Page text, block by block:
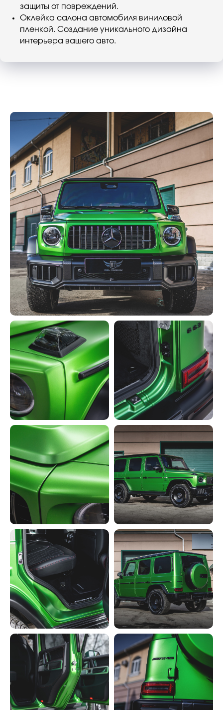
защиты от повреждений.
Оклейка салона автомобиля виниловой
пленкой. Создание уникального дизайна
интерьера вашего авто.